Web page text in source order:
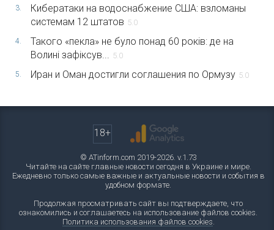
3.
Кибератаки на водоснабжение США: взломаны
системам 12 штатов 5.0
4.
Такого «пекла» не було понад 60 років: де на
Волині зафіксув...
5.0
5. Иран и Оман достигли соглашения по Ормузу 5.0
18+
© ATinform.com 2019-2026. v.1.73
Читайте на сайте главные новости сегодня в Украине и мире.
Ежедневно только самые важные и актуальные новости и события в
удобном формате.
Продолжая просматривать сайт вы подтверждаете, что
ознакомились и соглашаетесь на использование файлов cookies.
Политика использования файлов cookies